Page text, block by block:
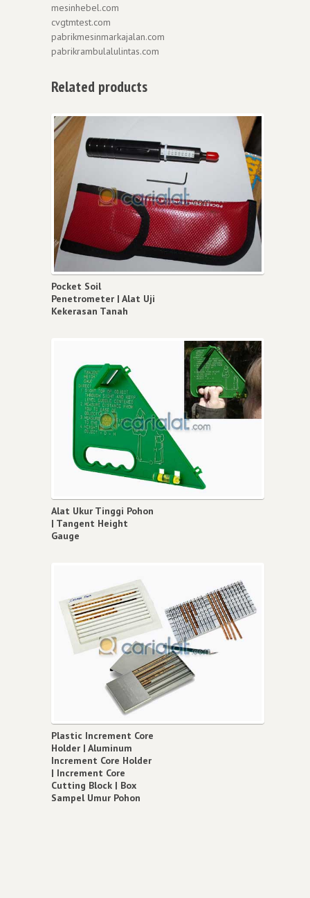
mesinhebel.com
cvgtmtest.com
pabrikmesinmarkajalan.com
pabrikrambulalulintas.com
Related products
Pocket Soil
Penetrometer | Alat Uji
Kekerasan Tanah
Alat Ukur Tinggi Pohon
| Tangent Height
Gauge
Plastic Increment Core
Holder | Aluminum
Increment Core Holder
| Increment Core
Cutting Block | Box
Sampel Umur Pohon